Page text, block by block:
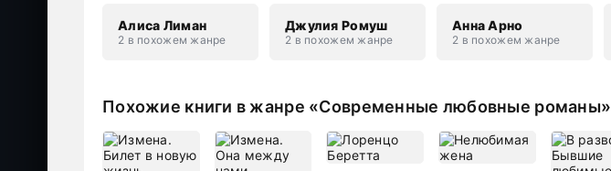
Алиса Лиман
2 в похожем жанре
Джулия Ромуш
2 в похожем жанре
Анна Арно
2 в похожем жанре
Похожие книги в жанре «Современные любовные романы»